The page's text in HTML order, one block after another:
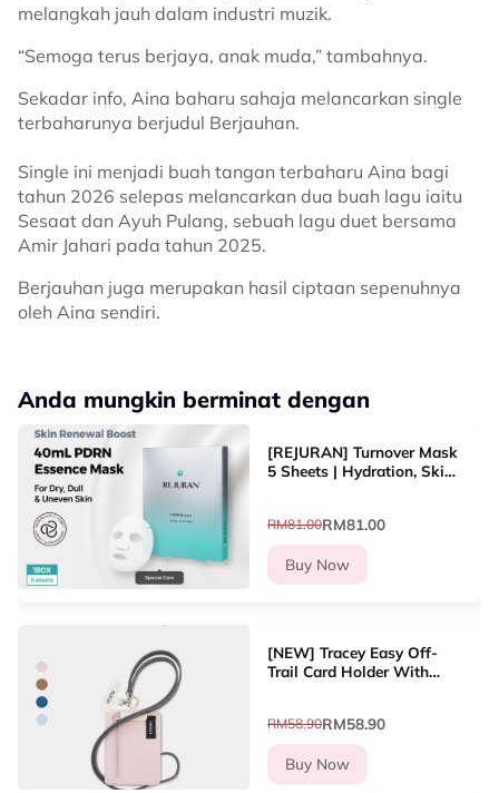
melangkah jauh dalam industri muzik.
“Semoga terus berjaya, anak muda,” tambahnya.
Sekadar info, Aina baharu sahaja melancarkan single
terbaharunya berjudul Berjauhan.
Single ini menjadi buah tangan terbaharu Aina bagi
tahun 2026 selepas melancarkan dua buah lagu iaitu
Sesaat dan Ayuh Pulang, sebuah lagu duet bersama
Amir Jahari pada tahun 2025.
Berjauhan juga merupakan hasil ciptaan sepenuhnya
oleh Aina sendiri.
Anda mungkin berminat dengan
[REJURAN] Turnover Mask
5 Sheets | Hydration, Skin
RM81.00RM81.00
Buy Now
[NEW] Tracey Easy Off-
Trail Card Holder With
RM58.90RM58.90
Buy Now